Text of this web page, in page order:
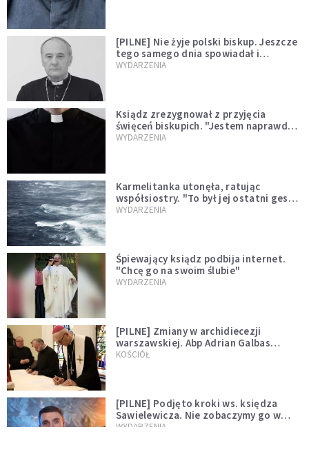
[PILNE] Nie żyje polski biskup. Jeszcze
tego samego dnia spowiadał i
sprawował Mszę świętą
WYDARZENIA
Ksiądz zrezygnował z przyjęcia
święceń biskupich. "Jestem naprawdę
niegodny"
WYDARZENIA
Karmelitanka utonęła, ratując
współsiostry. "To był jej ostatni gest
miłości"
WYDARZENIA
Śpiewający ksiądz podbija internet.
"Chcę go na swoim ślubie"
WYDARZENIA
[PILNE] Zmiany w archidiecezji
warszawskiej. Abp Adrian Galbas
wręczył dekrety nowym proboszczom
KOŚCIÓŁ
[PILNE] Podjęto kroki ws. księdza
Sawielewicza. Nie zobaczymy go w
mediach
WYDARZENIA